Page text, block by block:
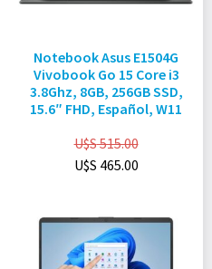
Notebook Asus E1504G
Vivobook Go 15 Core i3
3.8Ghz, 8GB, 256GB SSD,
15.6″ FHD, Español, W11
U$S515.00
U$S 465.00